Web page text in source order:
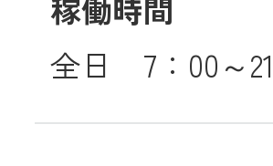
稼働時間
全日 7：00～